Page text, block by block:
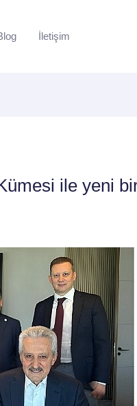
İletişim
ile yeni